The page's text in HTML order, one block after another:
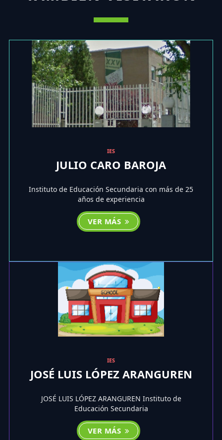
IES
JULIO CARO BAROJA
Instituto de Educación Secundaria con más de 25
años de experiencia
VER MÁS
IES
JOSÉ LUIS LÓPEZ ARANGUREN
JOSÉ LUIS LÓPEZ ARANGUREN Instituto de
Educación Secundaria
VER MÁS